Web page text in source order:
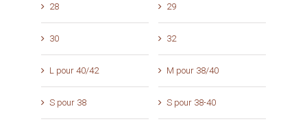
28 29
30 32
L pour 40/42 M pour 38/40
S pour 38 S pour 38-40